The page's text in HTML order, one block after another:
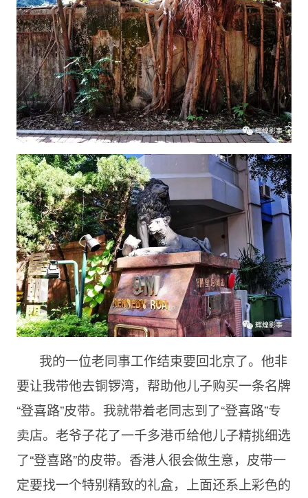
我的一位老同事工作结束要回北京了。他非
要让我带他去铜锣湾，帮助他儿子购买一条名牌
“登喜路”皮带。我就带着老同志到了“登喜路”专
卖店。老爷子花了一千多港币给他儿子精挑细选
了“登喜路”的皮带。香港人很会做生意，皮带一
定要找一个特别精致的礼盒，上面还系上彩色的